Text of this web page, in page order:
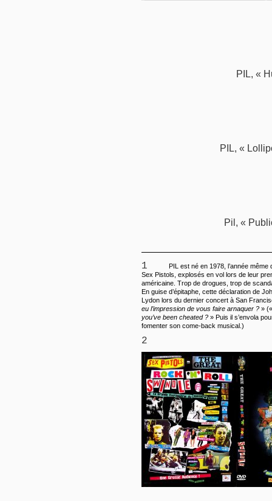
PIL, «
PIL, «
Pil, «
1
PIL est né en 1978, l’année même
Sex Pistols, explosés en vol lors de leur
américaine. Trop de drogues, trop de
En guise d’épitaphe, cette déclaration de
Lydon lors du dernier concert à San
eu l’impression de vous faire arnaquer ? »
you’ve been cheated ? » Puis il s’envola pour la Jamaïque
fomenter son come-back musical.)
2